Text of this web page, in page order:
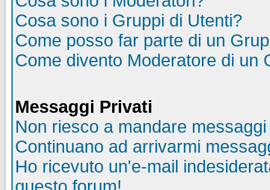
Cosa sono i Gruppi di Utenti?
Come posso far parte di un
Come divento Moderatore di un
Messaggi Privati
Non riesco a mandare
Continuano ad arrivarmi
Ho ricevuto un'e-mail